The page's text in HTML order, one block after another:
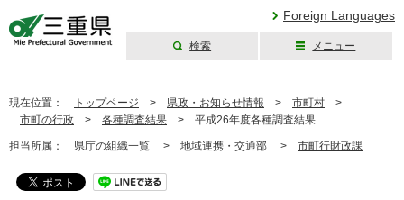
Foreign Languages
検索 メニュー
現在位置： トップページ > 県政・お知らせ情報 > 市町村 >
市町の行政 > 各種調査結果 > 平成26年度各種調査結果
担当所属： 県庁の組織一覧 > 地域連携・交通部 > 市町行財政課